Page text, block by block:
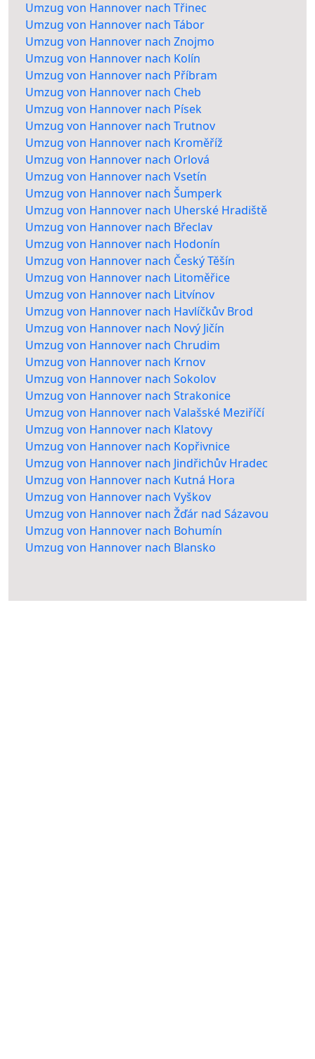
Umzug von Hannover nach Třinec
Umzug von Hannover nach Tábor
Umzug von Hannover nach Znojmo
Umzug von Hannover nach Kolín
Umzug von Hannover nach Příbram
Umzug von Hannover nach Cheb
Umzug von Hannover nach Písek
Umzug von Hannover nach Trutnov
Umzug von Hannover nach Kroměříž
Umzug von Hannover nach Orlová
Umzug von Hannover nach Vsetín
Umzug von Hannover nach Šumperk
Umzug von Hannover nach Uherské Hradiště
Umzug von Hannover nach Břeclav
Umzug von Hannover nach Hodonín
Umzug von Hannover nach Český Těšín
Umzug von Hannover nach Litoměřice
Umzug von Hannover nach Litvínov
Umzug von Hannover nach Havlíčkův Brod
Umzug von Hannover nach Nový Jičín
Umzug von Hannover nach Chrudim
Umzug von Hannover nach Krnov
Umzug von Hannover nach Sokolov
Umzug von Hannover nach Strakonice
Umzug von Hannover nach Valašské Meziříčí
Umzug von Hannover nach Klatovy
Umzug von Hannover nach Kopřivnice
Umzug von Hannover nach Jindřichův Hradec
Umzug von Hannover nach Kutná Hora
Umzug von Hannover nach Vyškov
Umzug von Hannover nach Žďár nad Sázavou
Umzug von Hannover nach Bohumín
Umzug von Hannover nach Blansko